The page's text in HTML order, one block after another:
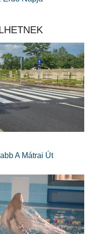
A Mátrai Út